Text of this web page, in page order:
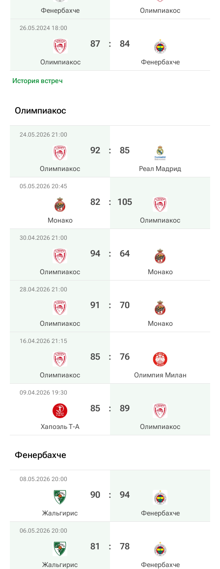
Фенербахче Олимпиакос
26.05.2024 18:00
Олимпиакос
87 : 84
Фенербахче
История встреч
Олимпиакос
24.05.2026 21:00
Олимпиакос
92 : 85
Реал Мадрид
05.05.2026 20:45
Монако
82 : 105
Олимпиакос
30.04.2026 21:00
Олимпиакос
94 : 64
Монако
28.04.2026 21:00
Олимпиакос
91 : 70
Монако
16.04.2026 21:15
Олимпиакос
85 : 76
Олимпия Милан
09.04.2026 19:30
Хапоэль Т-А
85 : 89
Олимпиакос
Фенербахче
08.05.2026 20:00
Жальгирис
90 : 94
Фенербахче
06.05.2026 20:00
Жальгирис
81 : 78
Фенербахче